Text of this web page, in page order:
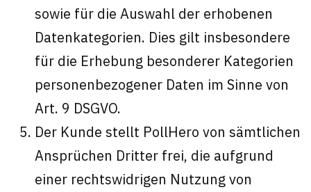
sowie für die Auswahl der erhobenen
Datenkategorien. Dies gilt insbesondere
für die Erhebung besonderer Kategorien
personenbezogener Daten im Sinne von
Art. 9 DSGVO.
Der Kunde stellt PollHero von sämtlichen
Ansprüchen Dritter frei, die aufgrund
einer rechtswidrigen Nutzung von